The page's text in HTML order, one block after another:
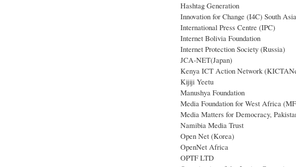
Hashtag Generation
Innovation for Change (I4C) South Asia
International Press Centre (IPC)
Internet Bolivia Foundation
Internet Protection Society (Russia)
JCA-NET(Japan)
Kenya ICT Action Network
Kijiji Yeetu
Manushya Foundation
Media Foundation for West Africa
Media Matters for Democracy,
Namibia Media Trust
Open Net (Korea)
OpenNet Africa
OPTF LTD